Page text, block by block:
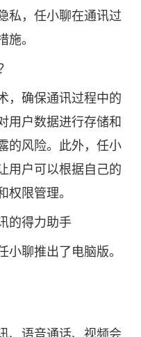
私，任小聊在通讯过
施。
，确保通讯过程中的
用户数据进行存储和
的风险。此外，任小
用户可以根据自己的
权限管理。
的得力助手
小聊推出了电脑版。
、语音通话、视频会